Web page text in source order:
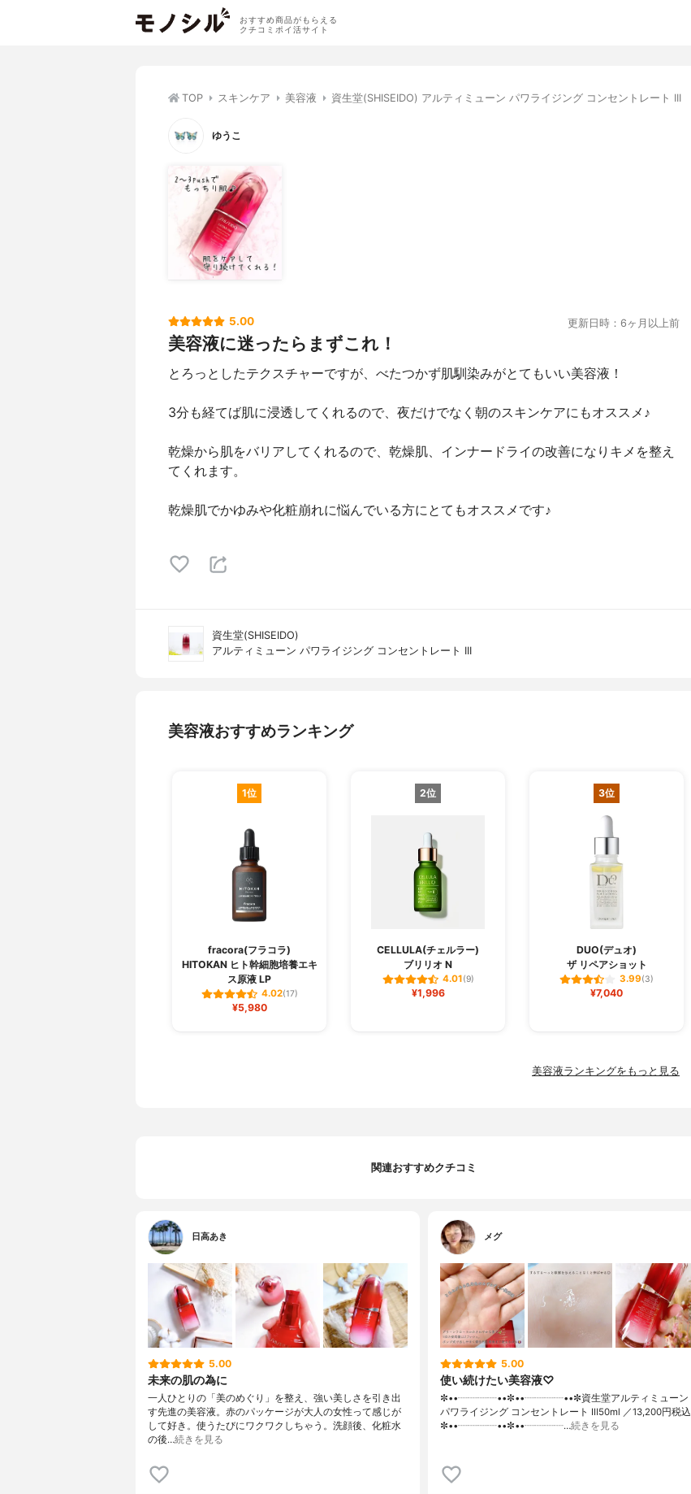
おすすめ商品がもらえる
クチコミポイ活サイト
TOP スキンケア 美容液 資生堂(SHISEIDO) アルティミューン パワライジング コンセントレート III
ゆうこ
5.00 更新日時：6ヶ月以上前
美容液に迷ったらまずこれ！
とろっとしたテクスチャーですが、べたつかず肌馴染みがとてもいい美容液！
3分も経てば肌に浸透してくれるので、夜だけでなく朝のスキンケアにもオススメ♪
乾燥から肌をバリアしてくれるので、乾燥肌、インナードライの改善になりキメを整え
てくれます。
乾燥肌でかゆみや化粧崩れに悩んでいる方にとてもオススメです♪
資生堂(SHISEIDO)
アルティミューン パワライジング コンセントレート III
美容液おすすめランキング
1位
fracora(フラコラ)
HITOKAN ヒト幹細胞培養エキ
ス原液 LP
4.02(17)
¥5,980
2位
CELLULA(チェルラー)
ブリリオ N
4.01(9)
¥1,996
3位
DUO(デュオ)
ザ リペアショット
3.99(3)
¥7,040
美容液ランキングをもっと見る
関連おすすめクチコミ
日高あき
5.00
未来の肌の為に
一人ひとりの「美のめぐり」を整え、強い美しさを引き出
す先進の美容液。赤のパッケージが大人の女性って感じが
して好き。使うたびにワクワクしちゃう。洗顔後、化粧水
の後…続きを見る
メグ
5.00
使い続けたい美容液♡
✼••┈┈┈┈••✼••┈┈┈┈••✼資生堂アルティミューン
パワライジング コンセントレート Ⅲ50ml ／13,200円税込
✼••┈┈┈┈••✼••┈┈┈┈…続きを見る